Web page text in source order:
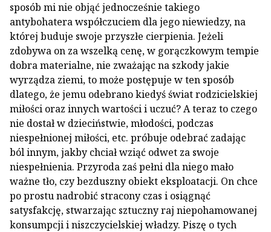
sposób mi nie objąć jednocześnie takiego
antybohatera współczuciem dla jego niewiedzy, na
której buduje swoje przyszłe cierpienia. Jeżeli
zdobywa on za wszelką cenę, w gorączkowym tempie
dobra materialne, nie zważając na szkody jakie
wyrządza ziemi, to może postępuje w ten sposób
dlatego, że jemu odebrano kiedyś świat rodzicielskiej
miłości oraz innych wartości i uczuć? A teraz to czego
nie dostał w dzieciństwie, młodości, podczas
niespełnionej miłości, etc. próbuje odebrać zadając
ból innym, jakby chciał wziąć odwet za swoje
niespełnienia. Przyroda zaś pełni dla niego mało
ważne tło, czy bezduszny obiekt eksploatacji. On chce
po prostu nadrobić stracony czas i osiągnąć
satysfakcję, stwarzając sztuczny raj niepohamowanej
konsumpcji i niszczycielskiej władzy. Piszę o tych